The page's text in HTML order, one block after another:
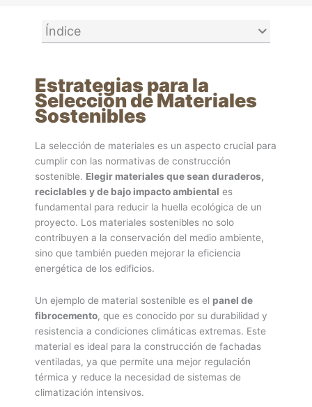
Índice
Estrategias para la
Selección de Materiales
Sostenibles
La selección de materiales es un aspecto crucial para
cumplir con las normativas de construcción
sostenible. Elegir materiales que sean duraderos,
reciclables y de bajo impacto ambiental es
fundamental para reducir la huella ecológica de un
proyecto. Los materiales sostenibles no solo
contribuyen a la conservación del medio ambiente,
sino que también pueden mejorar la eficiencia
energética de los edificios.
Un ejemplo de material sostenible es el panel de
fibrocemento, que es conocido por su durabilidad y
resistencia a condiciones climáticas extremas. Este
material es ideal para la construcción de fachadas
ventiladas, ya que permite una mejor regulación
térmica y reduce la necesidad de sistemas de
climatización intensivos.